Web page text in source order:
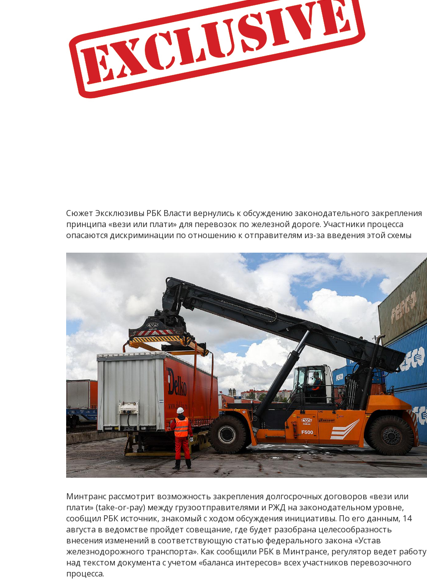
Сюжет Эксклюзивы РБК Власти вернулись к обсуждению законодательного закрепления
принципа «вези или плати» для перевозок по железной дороге. Участники процесса
опасаются дискриминации по отношению к отправителям из-за введения этой схемы
Минтранс рассмотрит возможность закрепления долгосрочных договоров «вези или
плати» (take-or-pay) между грузоотправителями и РЖД на законодательном уровне,
сообщил РБК источник, знакомый с ходом обсуждения инициативы. По его данным, 14
августа в ведомстве пройдет совещание, где будет разобрана целесообразность
внесения изменений в соответствующую статью федерального закона «Устав
железнодорожного транспорта». Как сообщили РБК в Минтрансе, регулятор ведет работу
над текстом документа с учетом «баланса интересов» всех участников перевозочного
процесса.